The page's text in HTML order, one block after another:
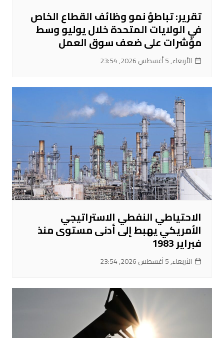
تقرير: تباطؤ نمو وظائف القطاع الخاص
في الولايات المتحدة خلال يوليو وسط
مؤشرات على ضعف سوق العمل
الأربعاء, 5 أغسطس 2026, 23:54
الاحتياطي النفطي الاستراتيجي
الأمريكي يهبط إلى أدنى مستوى منذ
فبراير 1983
الأربعاء, 5 أغسطس 2026, 23:54